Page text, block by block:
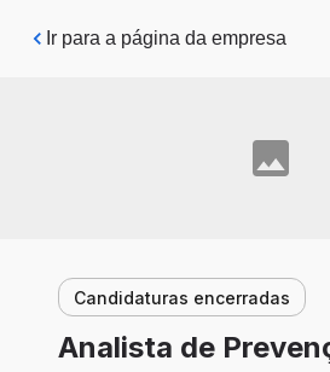
Pular para o conteúdo principal
Ir para a página da empresa
Candidaturas encerradas
Analista de